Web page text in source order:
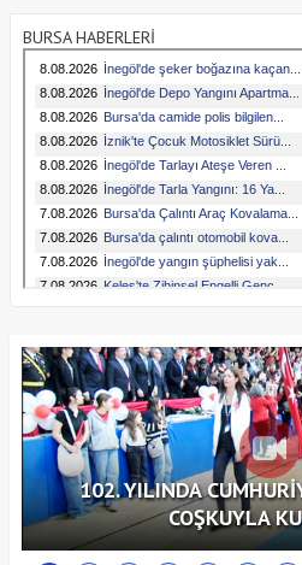
BURSA HABERLERİ
102. YILINDA
COŞKUYLA